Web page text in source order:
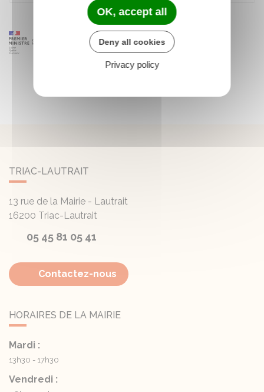
TRIAC-LAUTRAIT
13 rue de la Mairie - Lautrait
16200 Triac-Lautrait
05 45 81 05 41
Contactez-nous
HORAIRES DE LA MAIRIE
Mardi :
13h30 - 17h30
Vendredi :
OK, accept all
Deny all cookies
Privacy policy